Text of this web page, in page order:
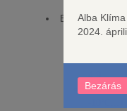
SEER
SCOP
4,9
Alba Klíma
2024.
Bezárás